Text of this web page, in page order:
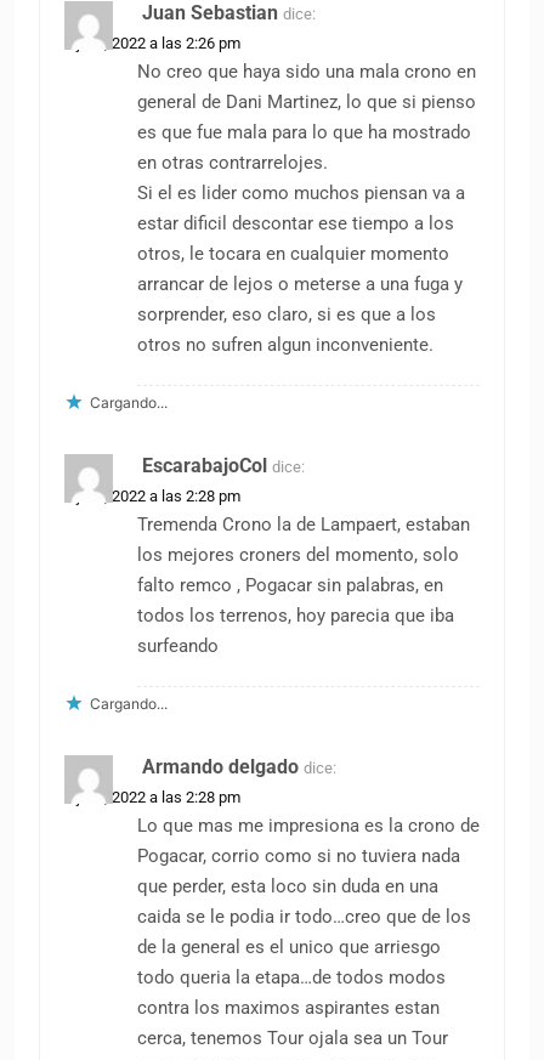
Juan Sebastian dice:
1 julio, 2022 a las 2:26 pm
No creo que haya sido una mala crono en
general de Dani Martinez, lo que si pienso
es que fue mala para lo que ha mostrado
en otras contrarrelojes.
Si el es lider como muchos piensan va a
estar dificil descontar ese tiempo a los
otros, le tocara en cualquier momento
arrancar de lejos o meterse a una fuga y
sorprender, eso claro, si es que a los
otros no sufren algun inconveniente.
Cargando...
EscarabajoCol dice:
1 julio, 2022 a las 2:28 pm
Tremenda Crono la de Lampaert, estaban
los mejores croners del momento, solo
falto remco , Pogacar sin palabras, en
todos los terrenos, hoy parecia que iba
surfeando
Cargando...
Armando delgado dice:
1 julio, 2022 a las 2:28 pm
Lo que mas me impresiona es la crono de
Pogacar, corrio como si no tuviera nada
que perder, esta loco sin duda en una
caida se le podia ir todo…creo que de los
de la general es el unico que arriesgo
todo queria la etapa…de todos modos
contra los maximos aspirantes estan
cerca, tenemos Tour ojala sea un Tour